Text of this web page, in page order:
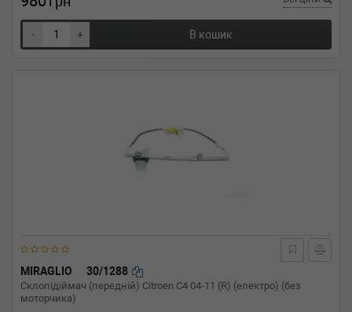
- + В кошик
MIRAGLIO 30/1288
Склопідіймач (передній) Citroen C4 04-11 (R) (електро) (без
моторчика)